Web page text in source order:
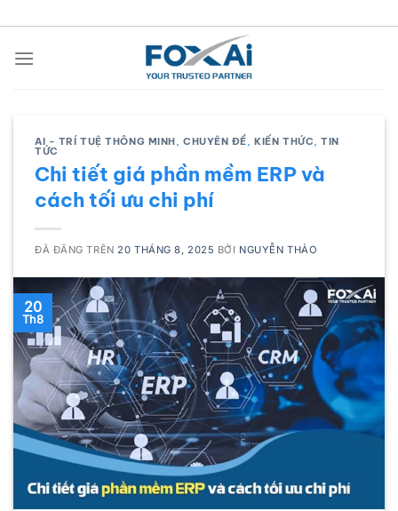
đến
nội
AI - TRÍ TUỆ THÔNG MINH,CHUYÊN ĐỀ,KIẾN THỨC,TIN
TỨC
Chi tiết giá phần mềm ERP và
cách tối ưu chi phí
ĐÃ ĐĂNG TRÊN 20 THÁNG 8, 2025 BỞI NGUYỄN THẢO
20
Th8